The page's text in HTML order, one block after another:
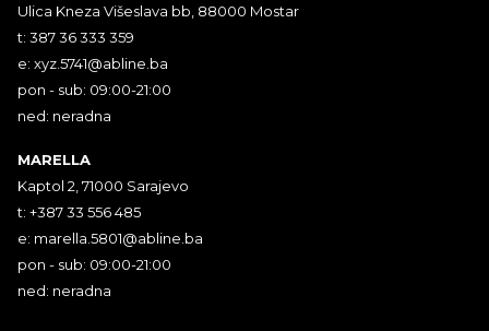
Ulica Kneza Višeslava bb, 88000 Mostar
t: 387 36 333 359
e: xyz.5741@abline.ba
pon - sub: 09:00-21:00
ned: neradna
MARELLA
Kaptol 2, 71000 Sarajevo
t: +387 33 556 485
e: marella.5801@abline.ba
pon - sub: 09:00-21:00
ned: neradna